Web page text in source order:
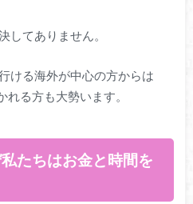
してありません。
ける海外が中心の方からは
れる方も大勢います。
たちはお金と時間を